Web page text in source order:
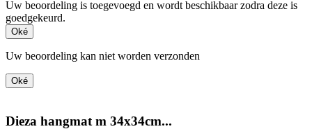
Uw beoordeling is toegevoegd en wordt beschikbaar zodra deze is
goedgekeurd.
Oké
Uw beoordeling kan niet worden verzonden
Oké
Dieza hangmat m 34x34cm...